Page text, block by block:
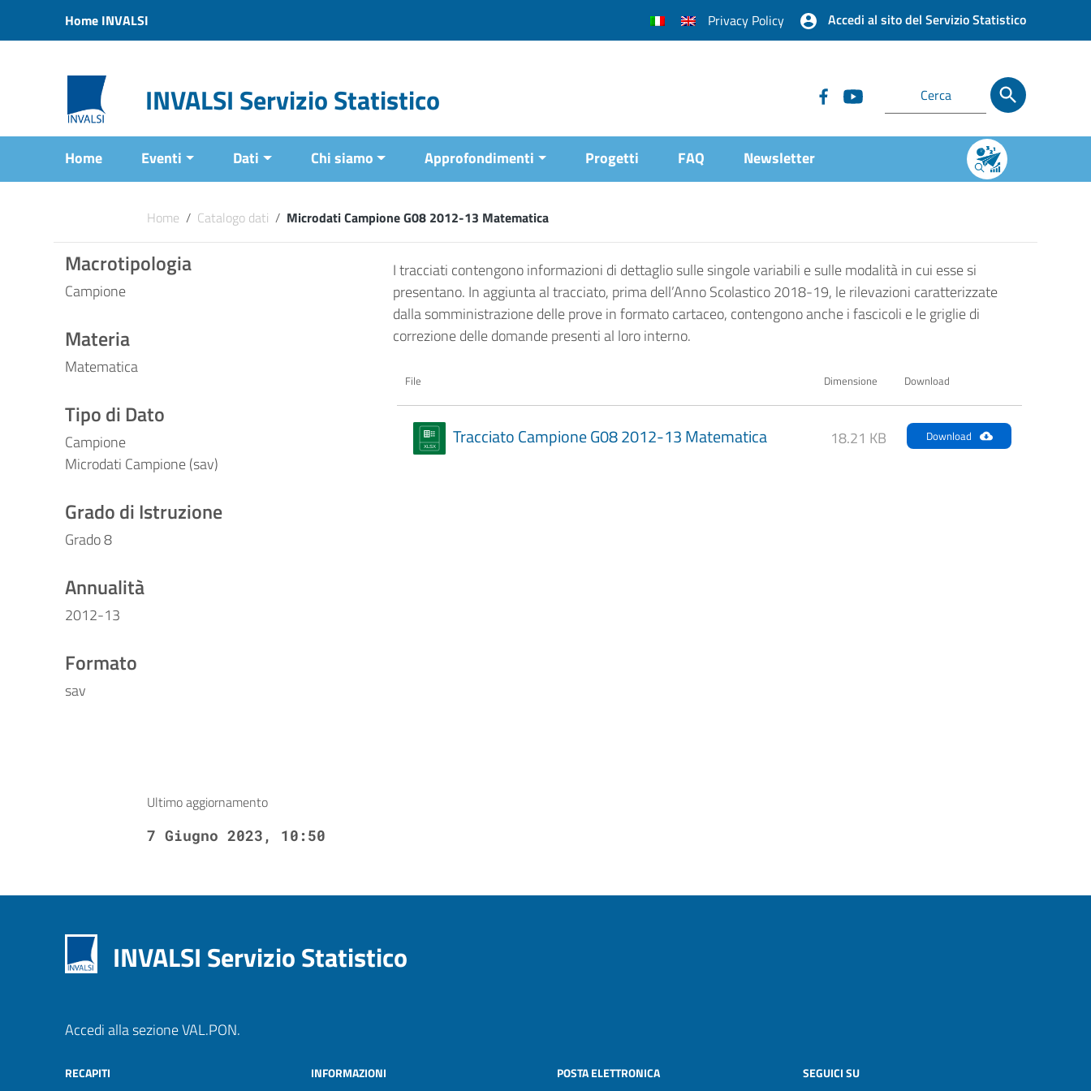
Vai al menu di navigazione
Home INVALSI Privacy Policy Accedi al sito del Servizio Statistico
INVALSI Servizio Statistico
Home Eventi Dati Chi siamo Approfondimenti Progetti FAQ Newsletter
Home / Catalogo dati / Microdati Campione G08 2012-13 Matematica
Macrotipologia
Campione
Materia
Matematica
Tipo di Dato
Campione
Microdati Campione (sav)
Grado di Istruzione
Grado 8
Annualità
2012-13
Formato
sav
I tracciati contengono informazioni di dettaglio sulle singole variabili e sulle modalità in cui esse si
presentano. In aggiunta al tracciato, prima dell’Anno Scolastico 2018-19, le rilevazioni caratterizzate
dalla somministrazione delle prove in formato cartaceo, contengono anche i fascicoli e le griglie di
correzione delle domande presenti al loro interno.
File Dimensione Download
Tracciato Campione G08 2012-13 Matematica 18.21 KB Download
Ultimo aggiornamento
7 Giugno 2023, 10:50
INVALSI Servizio Statistico
Accedi alla sezione VAL.PON.
RECAPITI INFORMAZIONI POSTA ELETTRONICA SEGUICI SU